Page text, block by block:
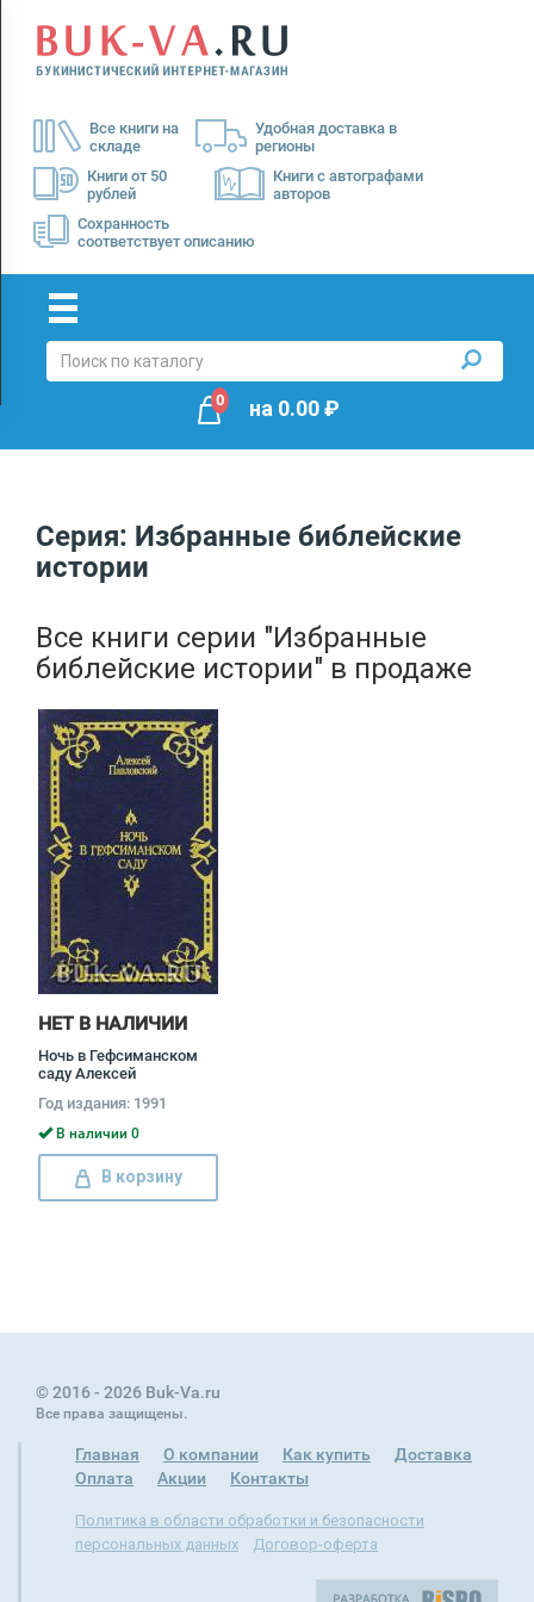
Все книги на
складе
Удобная доставка в
регионы
Книги от 50
рублей
Книги с автографами
авторов
Сохранность
соответствует описанию
Menu
Доставка
Оплата
0 на 0.00₽
Серия: Избранные библейские
истории
Все книги серии "Избранные
библейские истории" в продаже
НЕТ В НАЛИЧИИ
Ночь в Гефсиманском
саду Алексей
Год издания: 1991
В наличии 0
В корзину
© 2016 - 2026 Buk-Va.ru
Все права защищены.
Главная О компании Как купить
Доставка
Оплата
Акции Контакты
Политика в области обработки и безопасности
персональных данных
Договор-оферта